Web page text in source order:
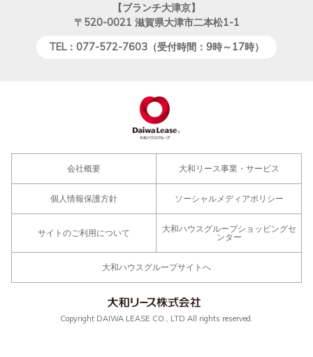
【ブランチ大津京】
〒520-0021 滋賀県大津市二本松1-1
TEL：077-572-7603（受付時間：9時～17時）
会社概要 大和リース事業・サービス
個人情報保護方針 ソーシャルメディアポリシー
サイトのご利用について
大和ハウスグループショッピングセ
ンター
大和ハウスグループサイトへ
Copyright DAIWA LEASE CO., LTD All rights reserved.